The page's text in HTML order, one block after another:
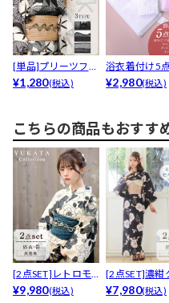
[単品]プリーツフリ
ルシフォン帯飾り
¥1,280(税込)
浴衣着付け5
ト【YUKATA
¥2,980(税込)
こちらの商品もおすす
[2点SET]レトロモ
ダン椿柄浴衣【Y...
¥9,980(税込)
[2点SET]濃紺
スマスローズ
¥7,980(税込)